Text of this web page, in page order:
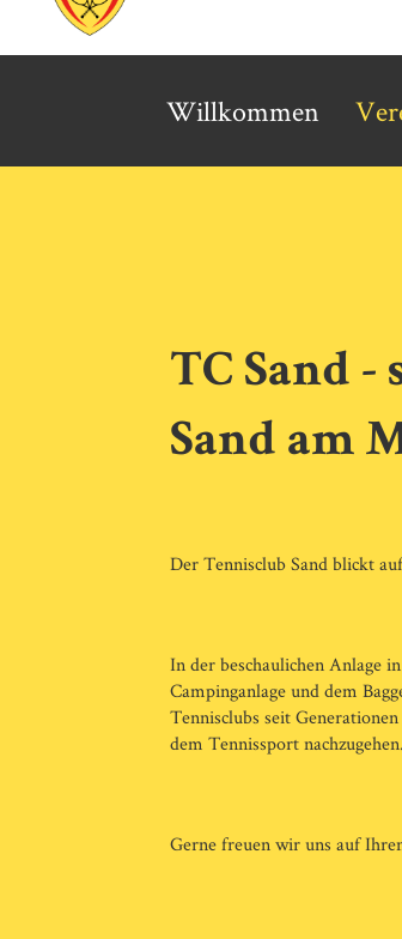
Willkommen
TC Sand -
Sand am
Der Tennisclub Sand blickt
In der beschaulichen Anlage
Campinganlage und dem
Tennisclubs seit
dem Tennissport nachzugehen.
Gerne freuen wir uns auf